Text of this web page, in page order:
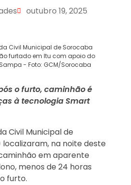
outubro 19, 2025
Civil Municipal de Sorocaba
furtado em Itu com apoio do
- Foto: GCM/Sorocaba
o furto, caminhão é
à tecnologia Smart
Civil Municipal de
na noite deste
em aparente
menos de 24 horas
furto.